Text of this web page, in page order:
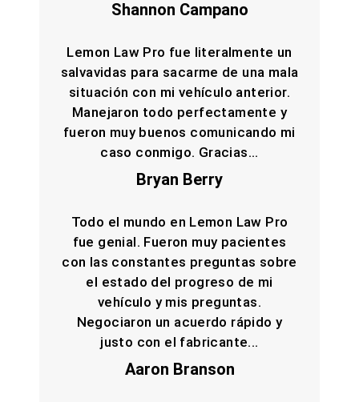
Shannon Campano
Lemon Law Pro fue literalmente un
salvavidas para sacarme de una mala
situación con mi vehículo anterior.
Manejaron todo perfectamente y
fueron muy buenos comunicando mi
caso conmigo. Gracias...
Bryan Berry
Todo el mundo en Lemon Law Pro
fue genial. Fueron muy pacientes
con las constantes preguntas sobre
el estado del progreso de mi
vehículo y mis preguntas.
Negociaron un acuerdo rápido y
justo con el fabricante...
Aaron Branson